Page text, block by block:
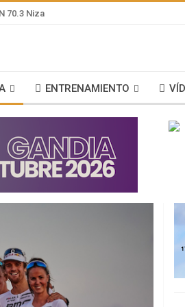
70.3 Niza
ENTRENAMIENTO